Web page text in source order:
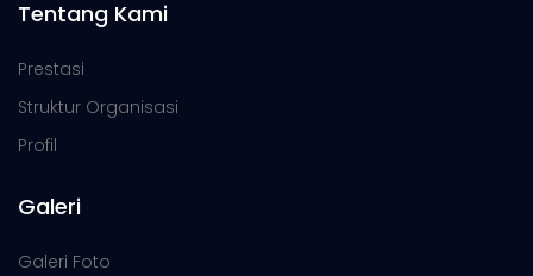
Tentang Kami
Prestasi
Struktur Organisasi
Profil
Galeri
Galeri Foto